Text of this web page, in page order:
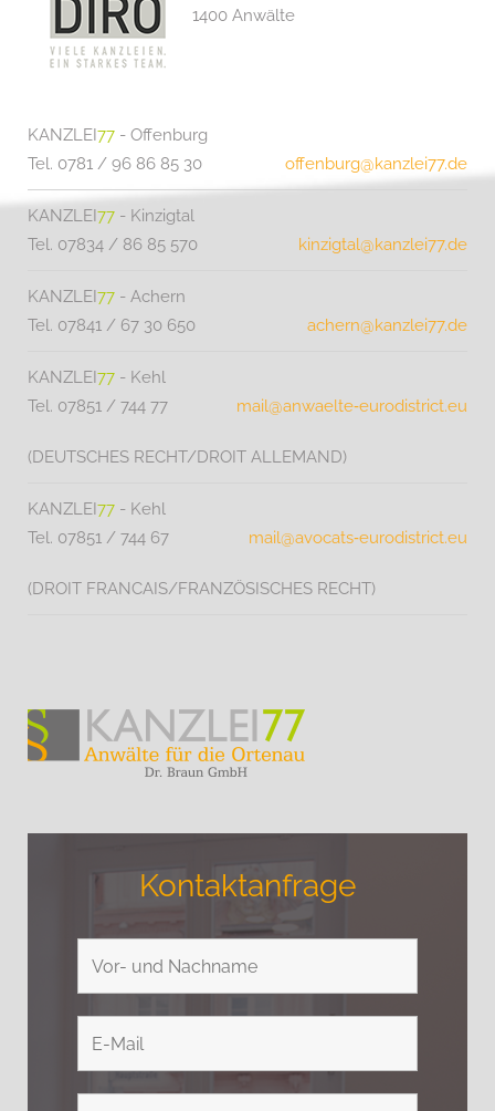
1400 Anwälte
KANZLEI77 - Offenburg
Tel. 0781 / 96 86 85 30
offenburg@kanzlei77.de
KANZLEI77 - Kinzigtal
Tel. 07834 / 86 85 570
kinzigtal@kanzlei77.de
KANZLEI77 - Achern
Tel. 07841 / 67 30 650
achern@kanzlei77.de
KANZLEI77 - Kehl
Tel. 07851 / 744 77
mail@anwaelte‑eurodistrict.eu
(DEUTSCHES RECHT/DROIT ALLEMAND)
KANZLEI77 - Kehl
Tel. 07851 / 744 67
mail@avocats‑eurodistrict.eu
(DROIT FRANCAIS/FRANZÖSISCHES RECHT)
Kontaktanfrage